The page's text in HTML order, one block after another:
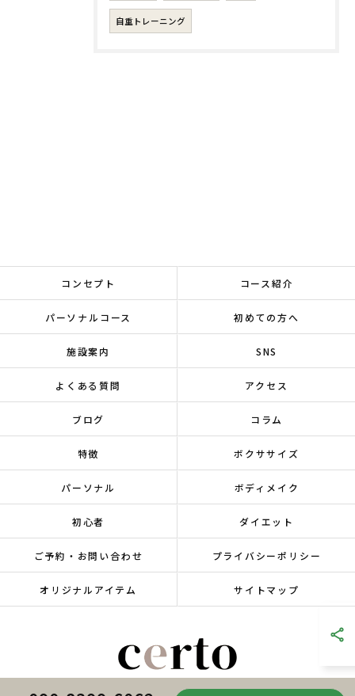
自重トレーニング
コンセプト コース紹介
パーソナルコース 初めての方へ
施設案内 SNS
よくある質問 アクセス
ブログ コラム
特徴 ボクササイズ
パーソナル ボディメイク
初心者 ダイエット
ご予約・お問い合わせ プライバシーポリシー
オリジナルアイテム サイトマップ